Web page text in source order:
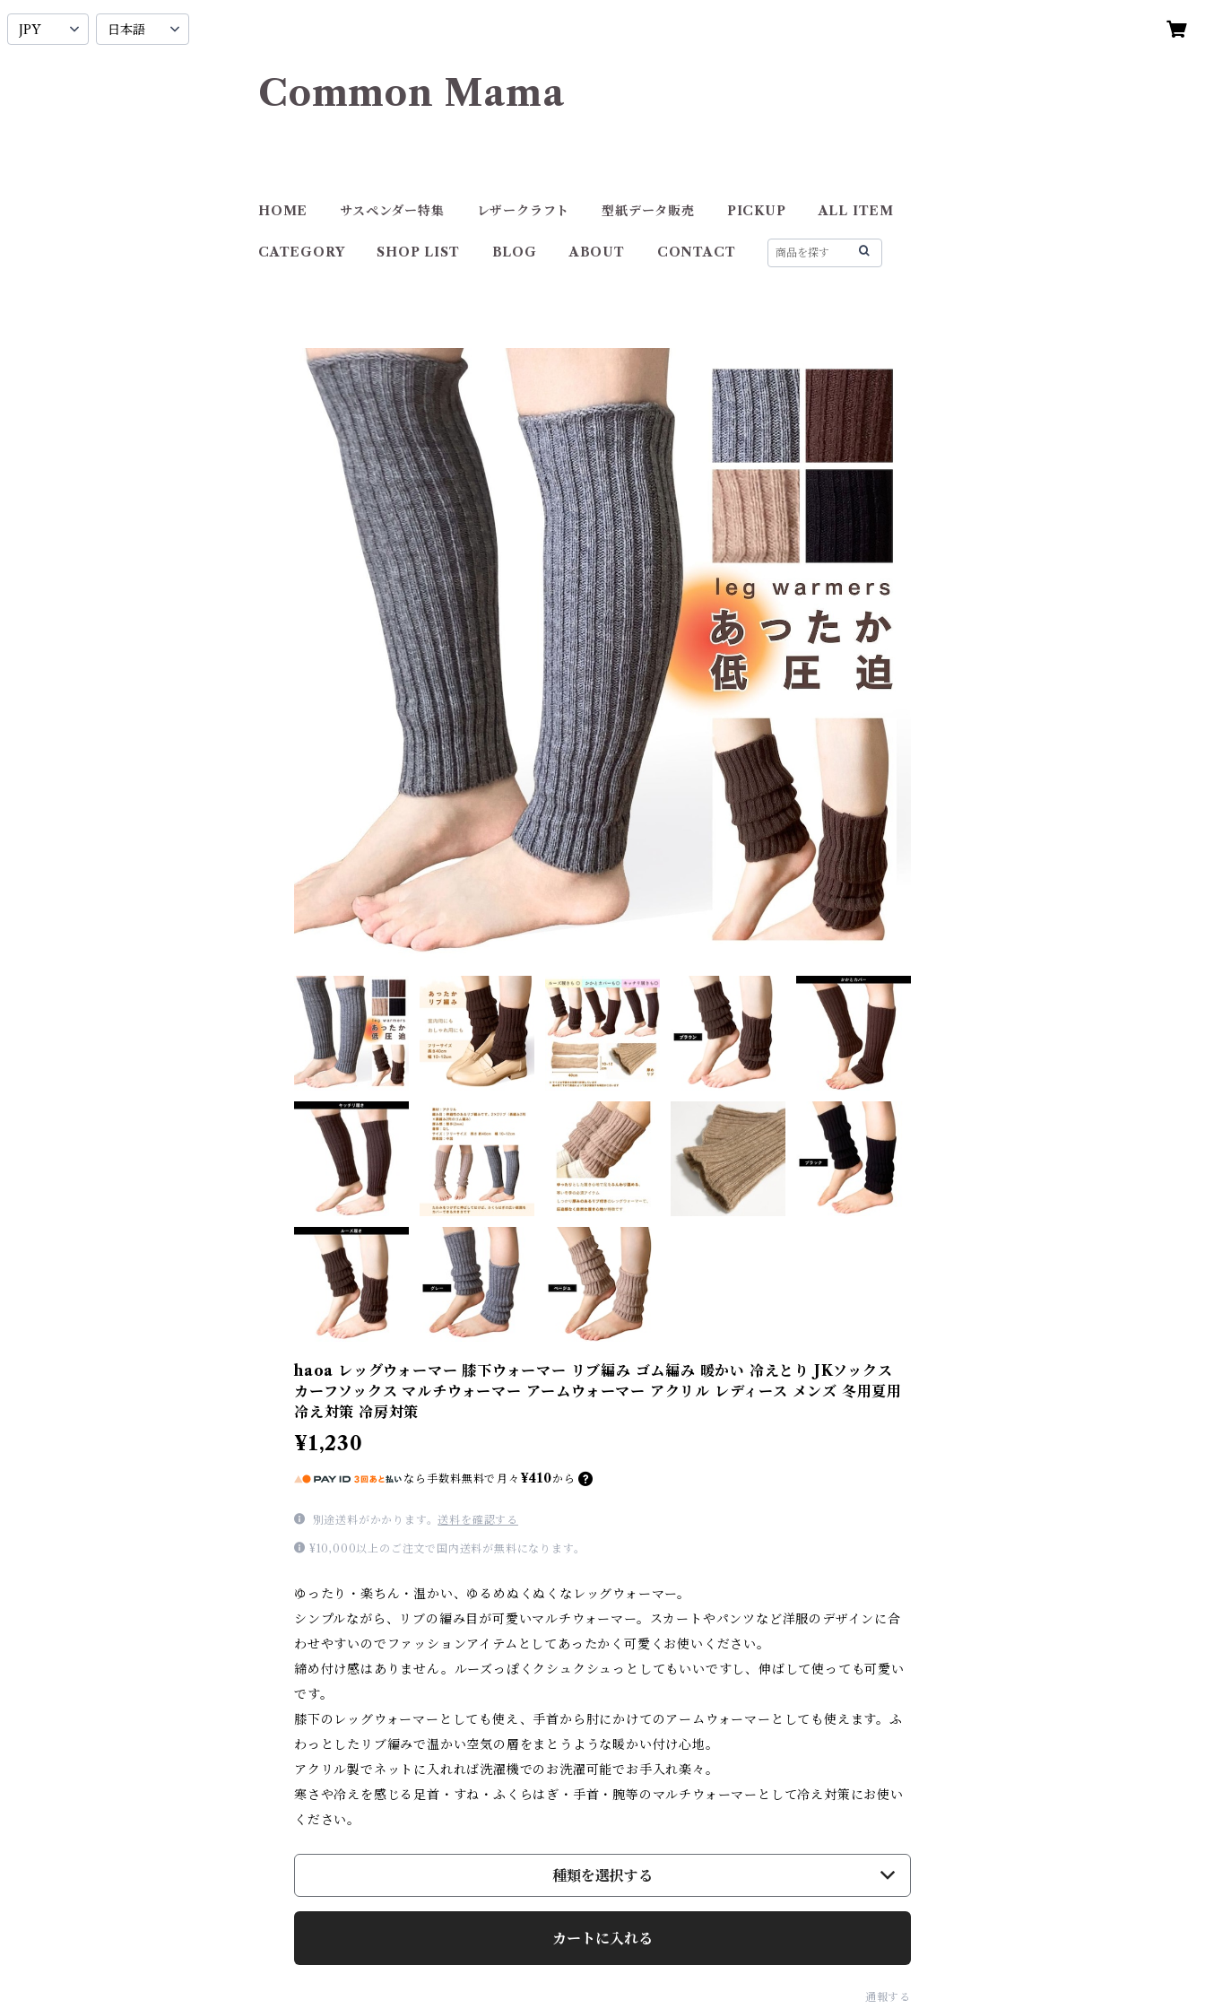
Common Mama
HOME サスペンダー特集 レザークラフト 型紙データ販売 PICKUP ALL ITEM
CATEGORY SHOP LIST BLOG ABOUT CONTACT
haoa レッグウォーマー 膝下ウォーマー リブ編み ゴム編み 暖かい 冷えとり JKソックス
カーフソックス マルチウォーマー アームウォーマー アクリル レディース メンズ 冬用夏用
冷え対策 冷房対策
¥1,230
なら 手数料無料で 月々 ¥410から
別途送料がかかります。送料を確認する
¥10,000以上のご注文で国内送料が無料になります。
ゆったり・楽ちん・温かい、ゆるめぬくぬくなレッグウォーマー。
シンプルながら、リブの編み目が可愛いマルチウォーマー。スカートやパンツなど洋服のデザインに合
わせやすいのでファッションアイテムとしてあったかく可愛くお使いください。
締め付け感はありません。ルーズっぽくクシュクシュっとしてもいいですし、伸ばして使っても可愛い
です。
膝下のレッグウォーマーとしても使え、手首から肘にかけてのアームウォーマーとしても使えます。ふ
わっとしたリブ編みで温かい空気の層をまとうような暖かい付け心地。
アクリル製でネットに入れれば洗濯機でのお洗濯可能でお手入れ楽々。
寒さや冷えを感じる足首・すね・ふくらはぎ・手首・腕等のマルチウォーマーとして冷え対策にお使い
ください。
種類を選択する
カートに入れる
通報する